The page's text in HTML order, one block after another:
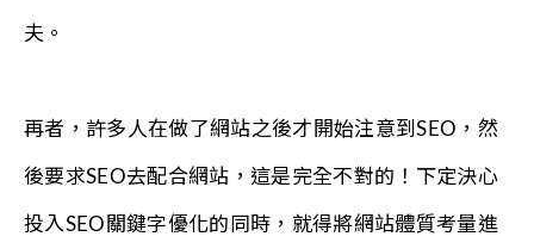
夫。
再者，許多人在做了網站之後才開始注意到SEO，然
後要求SEO去配合網站，這是完全不對的！下定決心
投入SEO關鍵字優化的同時，就得將網站體質考量進